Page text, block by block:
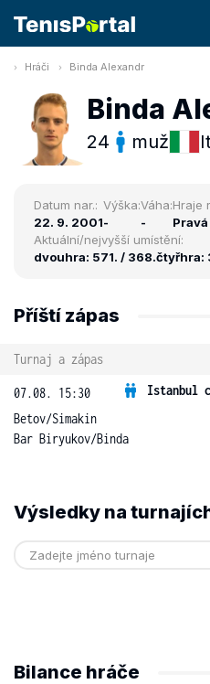
Hráči Binda Alexandr
Binda
24 muž
Datum nar.:
22. 9. 2001
Výška:
-
Váha:
-
Hraje
Pravá
Aktuální/nejvyšší umístění:
dvouhra: 571. / 368.čtyřhra:
Příští zápas
Turnaj a zápas
07.08. 15:30 Istanbul
Betov/Simakin
Bar Biryukov/Binda
Výsledky na
Bilance hráče